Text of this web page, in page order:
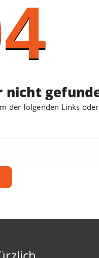
nicht
der folgenden Links